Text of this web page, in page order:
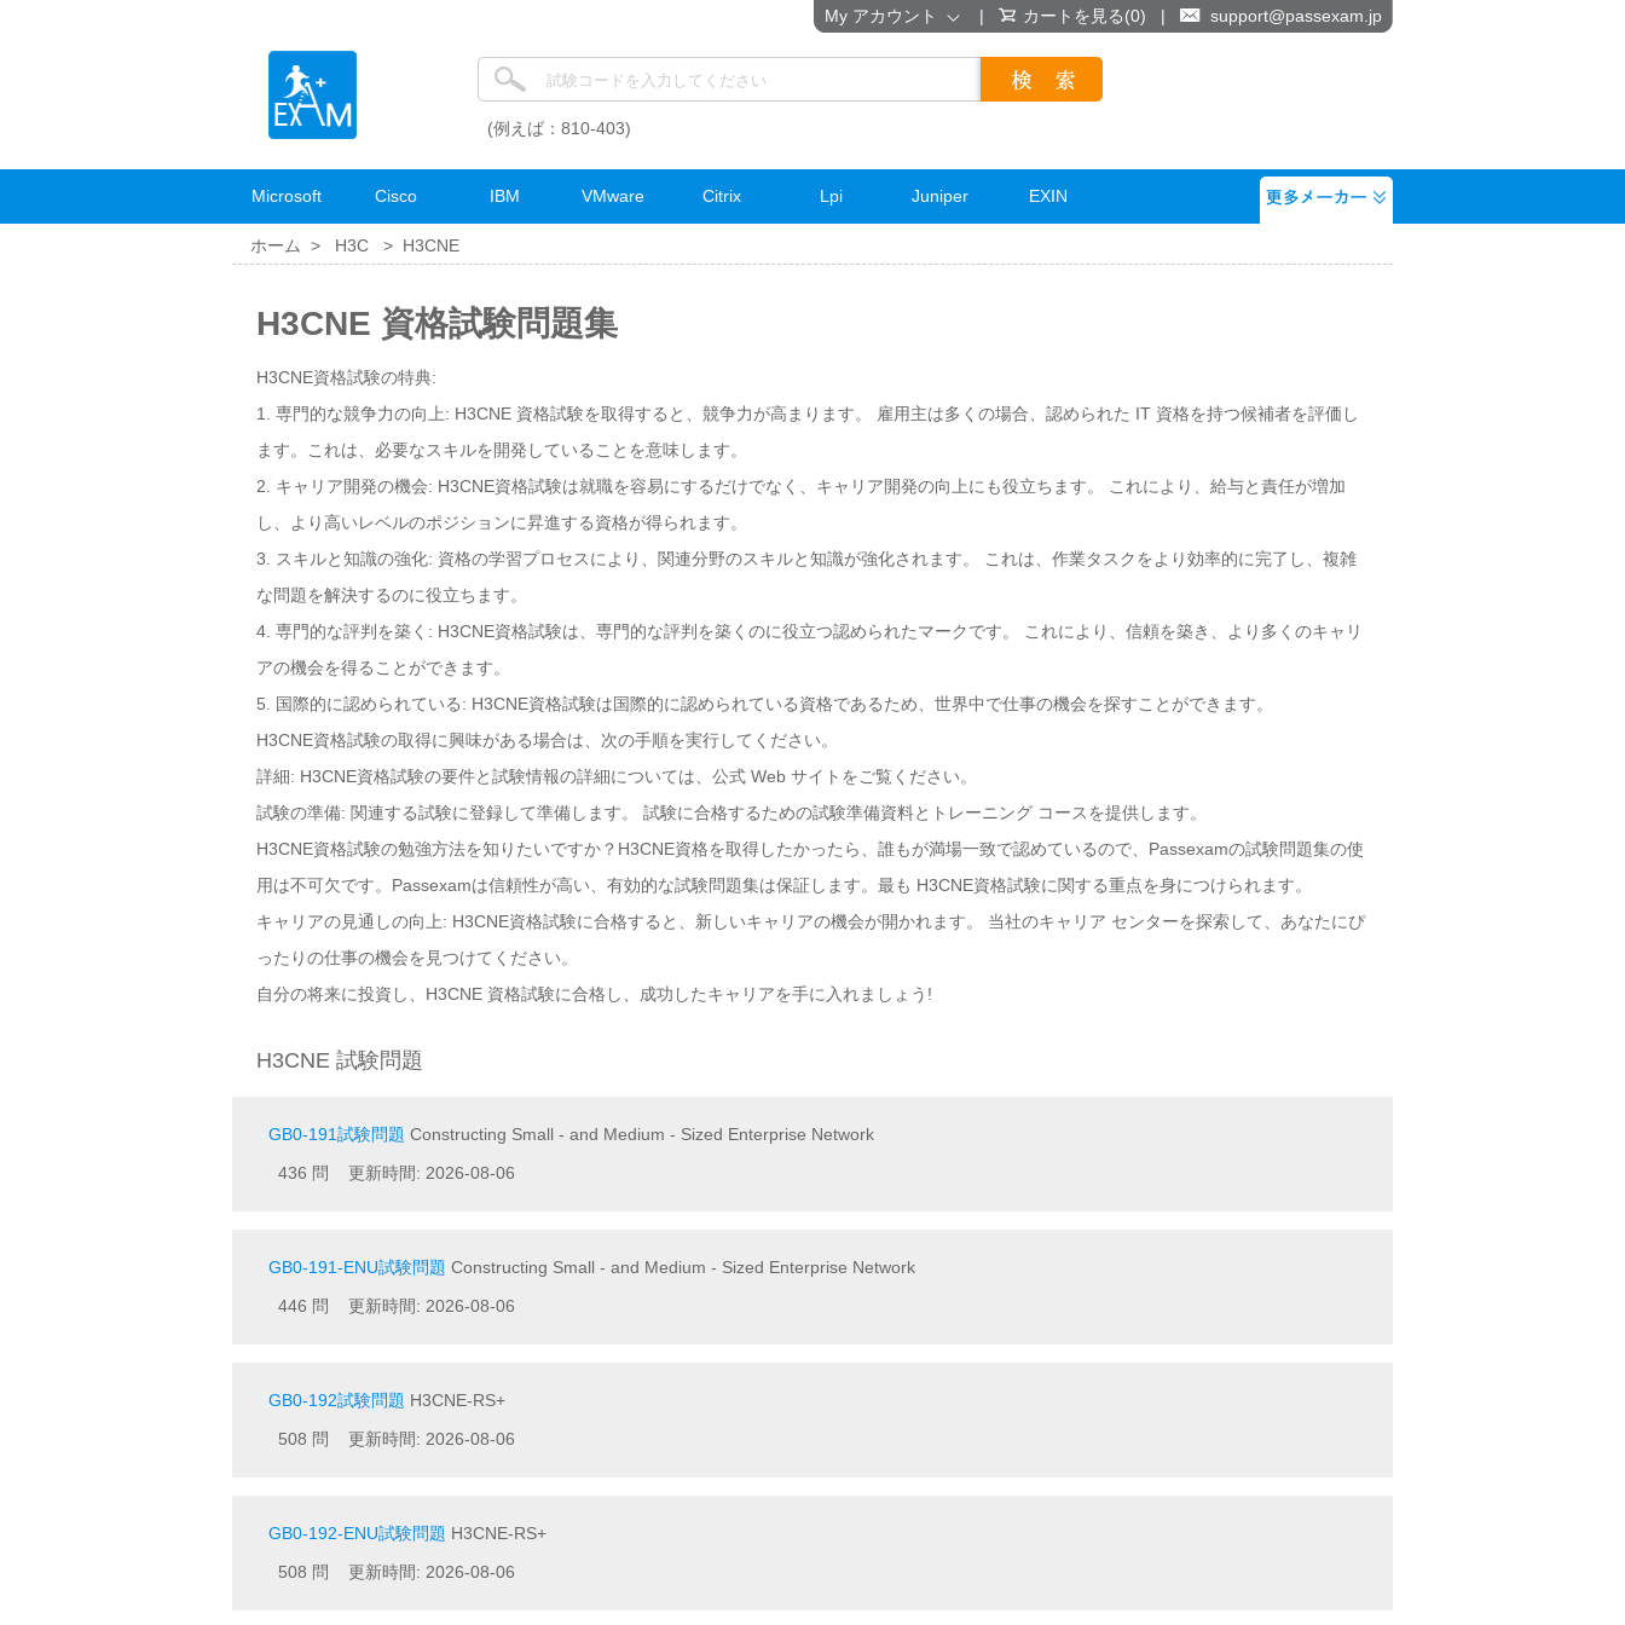
(例えば：810-403)
Microsoft Cisco IBM VMware Citrix Lpi Juniper EXIN
ホーム > H3C > H3CNE
H3CNE 資格試験問題集
H3CNE資格試験の特典:
1. 専門的な競争力の向上: H3CNE 資格試験を取得すると、競争力が高まります。 雇用主は多くの場合、認められた IT 資格を持つ候補者を評価し
ます。これは、必要なスキルを開発していることを意味します。
2. キャリア開発の機会: H3CNE資格試験は就職を容易にするだけでなく、キャリア開発の向上にも役立ちます。 これにより、給与と責任が増加
し、より高いレベルのポジションに昇進する資格が得られます。
3. スキルと知識の強化: 資格の学習プロセスにより、関連分野のスキルと知識が強化されます。 これは、作業タスクをより効率的に完了し、複雑
な問題を解決するのに役立ちます。
4. 専門的な評判を築く: H3CNE資格試験は、専門的な評判を築くのに役立つ認められたマークです。 これにより、信頼を築き、より多くのキャリ
アの機会を得ることができます。
5. 国際的に認められている: H3CNE資格試験は国際的に認められている資格であるため、世界中で仕事の機会を探すことができます。
H3CNE資格試験の取得に興味がある場合は、次の手順を実行してください。
詳細: H3CNE資格試験の要件と試験情報の詳細については、公式 Web サイトをご覧ください。
試験の準備: 関連する試験に登録して準備します。 試験に合格するための試験準備資料とトレーニング コースを提供します。
H3CNE資格試験の勉強方法を知りたいですか？H3CNE資格を取得したかったら、誰もが満場一致で認めているので、Passexamの試験問題集の使
用は不可欠です。Passexamは信頼性が高い、有効的な試験問題集は保証します。最も H3CNE資格試験に関する重点を身につけられます。
キャリアの見通しの向上: H3CNE資格試験に合格すると、新しいキャリアの機会が開かれます。 当社のキャリア センターを探索して、あなたにぴ
ったりの仕事の機会を見つけてください。
自分の将来に投資し、H3CNE 資格試験に合格し、成功したキャリアを手に入れましょう!
H3CNE 試験問題
GB0-191試験問題 Constructing Small - and Medium - Sized Enterprise Network
436 問 更新時間: 2026-08-06
GB0-191-ENU試験問題 Constructing Small - and Medium - Sized Enterprise Network
446 問 更新時間: 2026-08-06
GB0-192試験問題 H3CNE-RS+
508 問 更新時間: 2026-08-06
GB0-192-ENU試験問題 H3CNE-RS+
508 問 更新時間: 2026-08-06
My アカウント | カートを見る(0) | support@passexam.jp